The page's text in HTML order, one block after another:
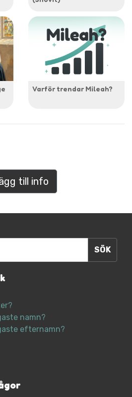
Varför trendar Mileah?
till info
namn?
efternamn?